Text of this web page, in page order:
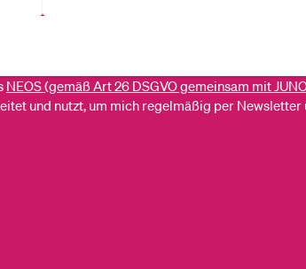
NEOS (gemäß Art 26 DSGVO gemeinsam mit
und nutzt, um mich regelmäßig per Newsletter